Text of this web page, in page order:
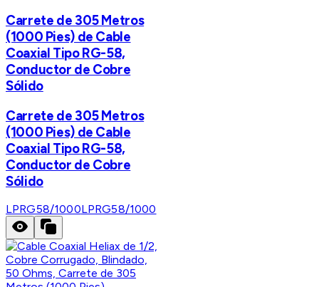
Carrete de 305 Metros
(1000 Pies) de Cable
Coaxial Tipo RG-58,
Conductor de Cobre
Sólido
Carrete de 305 Metros
(1000 Pies) de Cable
Coaxial Tipo RG-58,
Conductor de Cobre
Sólido
LPRG58/1000LPRG58/1000